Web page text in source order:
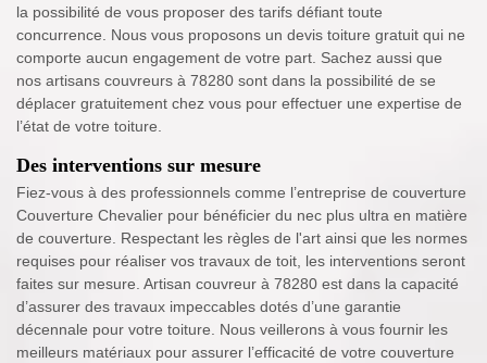
la possibilité de vous proposer des tarifs défiant toute
concurrence. Nous vous proposons un devis toiture gratuit qui ne
comporte aucun engagement de votre part. Sachez aussi que
nos artisans couvreurs à 78280 sont dans la possibilité de se
déplacer gratuitement chez vous pour effectuer une expertise de
l’état de votre toiture.
Des interventions sur mesure
Fiez-vous à des professionnels comme l’entreprise de couverture
Couverture Chevalier pour bénéficier du nec plus ultra en matière
de couverture. Respectant les règles de l'art ainsi que les normes
requises pour réaliser vos travaux de toit, les interventions seront
faites sur mesure. Artisan couvreur à 78280 est dans la capacité
d’assurer des travaux impeccables dotés d’une garantie
décennale pour votre toiture. Nous veillerons à vous fournir les
meilleurs matériaux pour assurer l’efficacité de votre couverture